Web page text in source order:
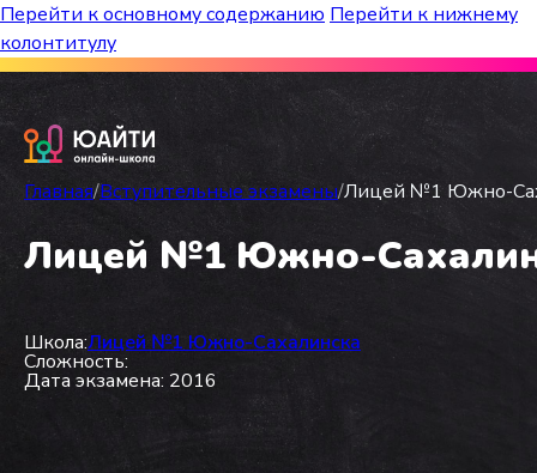
Перейти к основному содержанию Перейти к нижнему
колонтитулу
Бесплатный марафон к топ-школам!
Главная/Вступительные экзамены/Лицей №1 Южно-
Лицей №1 Южно-
Школа:Лицей №1 Южно-Сахалинска
Сложность:
Дата экзамена: 2016